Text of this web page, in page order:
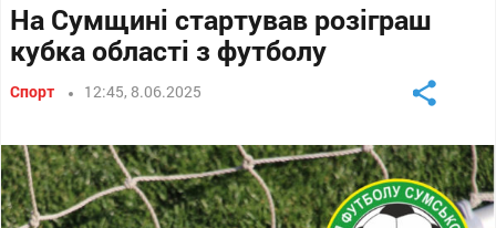
На Сумщині стартував розіграш
кубка області з футболу
Спорт 12:45, 8.06.2025